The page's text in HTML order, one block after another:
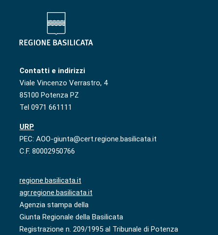
Contatti e indirizzi
Viale Vincenzo Verrastro, 4
85100 Potenza PZ
Tel 0971 661111
URP
PEC: AOO-giunta@cert.regione.basilicata.it
C.F. 80002950766
regione.basilicata.it
agr.regione.basilicata.it
Agenzia stampa della
Giunta Regionale della Basilicata
Registrazione n. 209/1995 al Tribunale di Potenza